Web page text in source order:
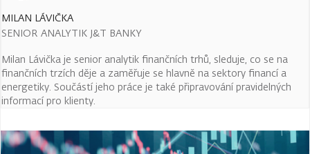
MILAN LÁVIČKA
SENIOR ANALYTIK J&T BANKY
Milan Lávička je senior analytik finančních trhů, sleduje, co se na
finančních trzích děje a zaměřuje se hlavně na sektory financí a
energetiky. Součástí jeho práce je také připravování pravidelných
informací pro klienty.